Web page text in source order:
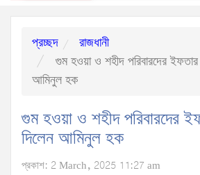
প্রচ্ছদ
রাজধানী
গুম হওয়া ও শহীদ পরিবারদের ইফতার
আমিনুল হক
গুম হওয়া ও শহীদ পরিবারদের
দিলেন আমিনুল হক
প্রকাশ: 2 March, 2025 11:27 am